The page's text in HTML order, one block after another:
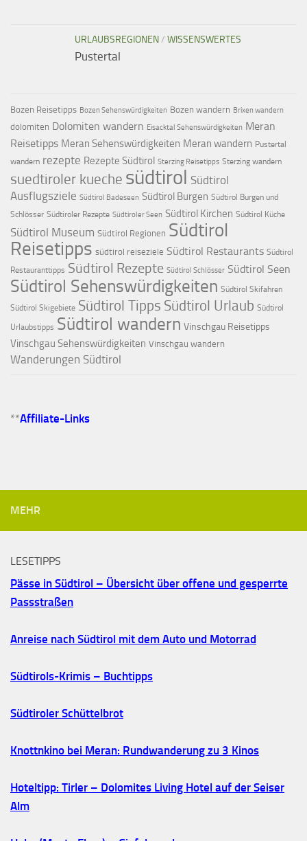
URLAUBSREGIONEN/ WISSENSWERTES
Pustertal
Bozen Reisetipps Bozen Sehenswürdigkeiten Bozen wandern Brixen wandern
dolomiten Dolomiten wandern Eisacktal Sehenswürdigkeiten Meran
Reisetipps Meran Sehenswürdigkeiten Meran wandern Pustertal
wandern rezepte Rezepte Südtirol Sterzing Reisetipps Sterzing wandern
suedtiroler kueche südtirol Südtirol
Ausflugsziele Südtirol Badeseen Südtirol Burgen Südtirol Burgen und
Schlösser Südtiroler Rezepte Südtiroler Seen Südtirol Kirchen Südtirol Küche
Südtirol Museum Südtirol Regionen Südtirol
Reisetipps südtirol reiseziele Südtirol Restaurants Südtirol
Restauranttipps Südtirol Rezepte Südtirol Schlösser Südtirol Seen
Südtirol Sehenswürdigkeiten Südtirol Skifahren
Südtirol Skigebiete Südtirol Tipps Südtirol Urlaub Südtirol
Urlaubstipps Südtirol wandern Vinschgau Reisetipps
Vinschgau Sehenswürdigkeiten Vinschgau wandern
Wanderungen Südtirol
**Affiliate-Links
MEHR
LESETIPPS
Pässe in Südtirol – Übersicht über offene und gesperrte
Passstraßen
Anreise nach Südtirol mit dem Auto und Motorrad
Südtirols-Krimis – Buchtipps
Südtiroler Schüttelbrot
Knottnkino bei Meran: Rundwanderung zu 3 Kinos
Hoteltipp: Tirler – Dolomites Living Hotel auf der Seiser
Alm